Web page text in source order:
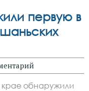
первую в
обнаружили